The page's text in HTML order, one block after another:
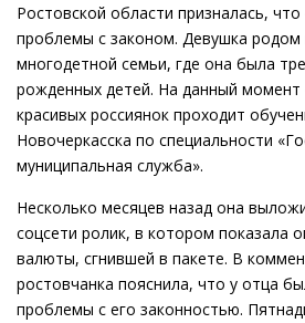
Ростовской области призналась,
проблемы с законом. Девушка родом
многодетной семьи, где она была
рожденных детей. На данный момент
красивых россиянок проходит
Новочеркасска по специальности
муниципальная служба».
Несколько месяцев назад она
соцсети ролик, в котором показала
валюты, сгнившей в пакете. В
ростовчанка пояснила, что у отца
проблемы с его законностью.